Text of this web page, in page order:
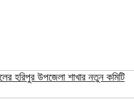
হরিপুর উপজেলা শাখার নতুন কমিটি